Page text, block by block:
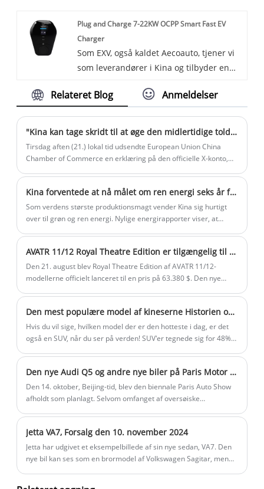
Frontlander er en SUV i mellemstørrelse,
der er populær for sin praktiske og
komfortable køreoplevelse.
Plug and Charge 7-22KW OCPP Smart Fast EV
Charger
Som EXV, også kaldet Aecoauto, tjener vi
som leverandører i Kina og tilbyder en
bilopladere er også tilgængelige,
Smart Fast EV Charger. Plug and Charge
7-22KW OCPP Smart Fast EV Charger er et
effektivt, intelligent og brugervenligt
produkt, der ikke kun giver hurtig
opladning, men også i høj grad forbedrer
brugeroplevelsen gennem intelligente
funktioner.
Relateret Blog Anmeldelser
"Kina kan tage skridt til at øge den midlertidige toldsats på importerede biler"
Tirsdag aften (21.) lokal tid udsendte European Union China
Chamber of Commerce en erklæring på den officielle X-konto,
med motorer med stort slagvolumen.
Kina forventede at nå målet om ren energi seks år før tidsplanen
Som verdens største produktionsmagt vender Kina sig hurtigt
over til grøn og ren energi. Nylige energirapporter viser, at
denne måned.
AVATR 11/12 Royal Theatre Edition er tilgængelig til salg for $63.380
Den 21. august blev Royal Theatre Edition af AVATR 11/12-
modellerne officielt lanceret til en pris på 63.380 $. Den nye
interiørkonfigurationer.
Den mest populære model af kineserne Historien om udviklingen af ​​SUV'er i Kina
Hvis du vil sige, hvilken model der er den hotteste i dag, er det
også en SUV, når du ser på verden! SUV'er tegnede sig for 48%
anden solgte bil er en SUV. I Kina var bilsalget i januar i år
omkring 2.439 millioner enheder, hvoraf 1.149 millioner var
SUV'er, hvilket også oversteg 47%. Kinesere kan så godt lide
Den nye Audi Q5 og andre nye biler på Paris Motor Show i 2024
Den 14. oktober, Beijing-tid, blev den biennale Paris Auto Show
afholdt som planlagt. Selvom omfanget af oversøiske
Volkswagen, Skoda, Renault og andre mærker har geniale
modeller frigivet.
Jetta VA7, Forsalg den 10. november 2024
Jetta har udgivet et eksempelbillede af sin nye sedan, VA7. Den
nye bil kan ses som en brormodel af Volkswagen Sagitar, men